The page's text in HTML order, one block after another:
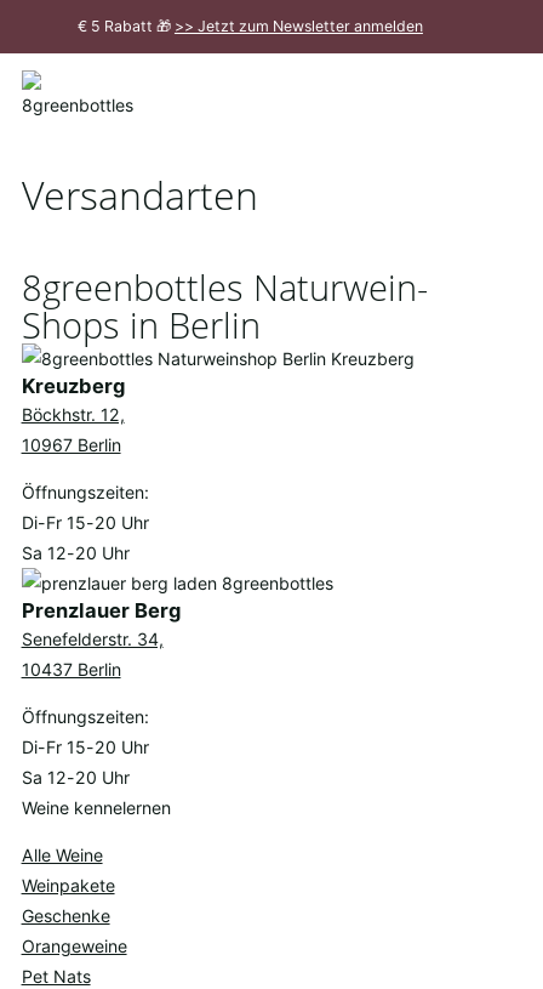
€ 5 Rabatt 🎁 >> Jetzt zum Newsletter anmelden
Meldung
Versandarten
8greenbottles Naturwein-
Shops in Berlin
Kreuzberg
Böckhstr. 12,
10967 Berlin
Öffnungszeiten:
Di-Fr 15-20 Uhr
Sa 12-20 Uhr
Prenzlauer Berg
Senefelderstr. 34,
10437 Berlin
Öffnungszeiten:
Di-Fr 15-20 Uhr
Sa 12-20 Uhr
Weine kennelernen
Alle Weine
Weinpakete
Geschenke
Orangeweine
Pet Nats